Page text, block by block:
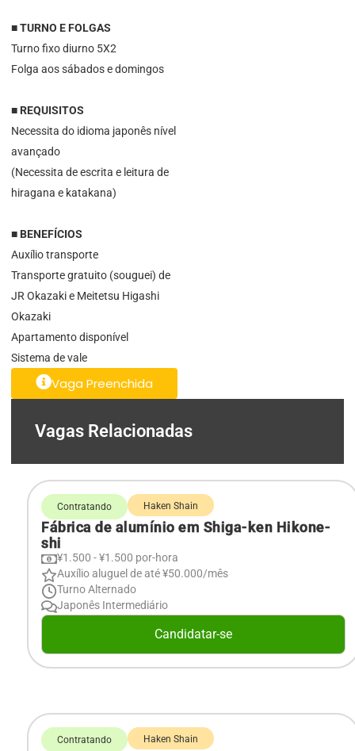
■ TURNO E FOLGAS
Turno fixo diurno 5X2
Folga aos sábados e domingos
■ REQUISITOS
Necessita do idioma japonês nível
avançado
(Necessita de escrita e leitura de
hiragana e katakana)
■ BENEFÍCIOS
Auxílio transporte
Transporte gratuito (souguei) de
JR Okazaki e Meitetsu Higashi
Okazaki
Apartamento disponível
Sistema de vale
Vaga Preenchida
Vagas Relacionadas
Contratando Haken Shain
Fábrica de alumínio em Shiga-ken Hikone-
shi
¥1.500 - ¥1.500 por-hora
Auxílio aluguel de até ¥50.000/mês
Turno Alternado
Japonês Intermediário
Candidatar-se
Contratando Haken Shain